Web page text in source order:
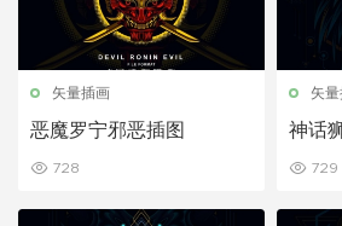
矢量插画
恶魔罗宁邪恶插图
728
矢
神话
729